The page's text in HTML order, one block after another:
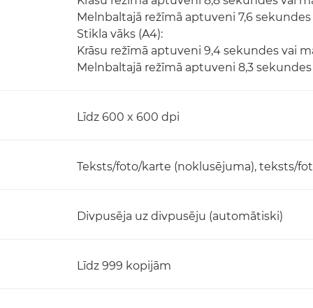
Melnbaltajā režīmā aptuveni 7,6 sekundes
Stikla vāks (A4):
Krāsu režīmā aptuveni 9,4 sekundes vai
Melnbaltajā režīmā aptuveni 8,3
Līdz 600 x 600 dpi
Teksts/foto/karte (noklusējuma), teksts/
Divpusēja uz divpusēju (automātiski)
Līdz 999 kopijām